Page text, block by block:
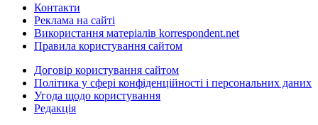
Контакти
Реклама на сайті
Використання матеріалів korrespondent.net
Правила користування сайтом
Договір користування сайтом
Політика у сфері конфіденційності і персональних даних
Угода щодо користування
Редакція